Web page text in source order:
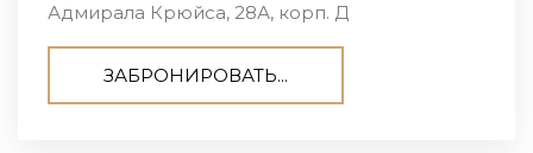
Адмирала Крюйса, 28А, корп. Д
ЗАБРОНИРОВАТЬ...